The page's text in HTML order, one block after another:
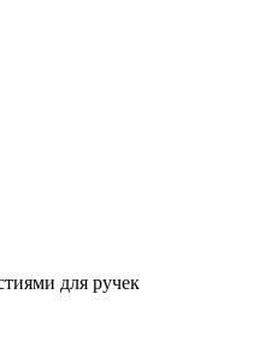
для ручек